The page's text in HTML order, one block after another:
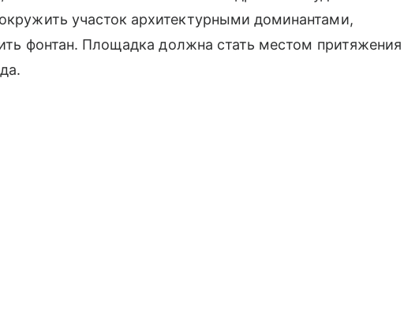
участок архитектурными доминантами,
фонтан. Площадка должна стать местом притяжения